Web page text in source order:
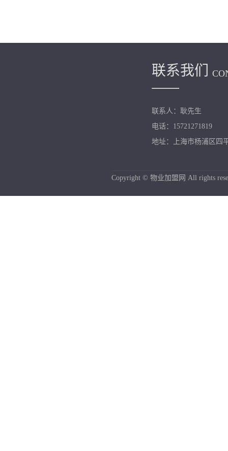
联系我们
联系人：耿先生
电话：15721271819
地址：上海市杨浦区四
Copyright © 物业加盟网 All rights